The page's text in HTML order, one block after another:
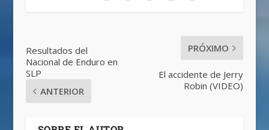
Resultados del
Nacional de Enduro en
SLP
ANTERIOR
PRÓXIMO
El accidente de Jerry
Robin (VIDEO)